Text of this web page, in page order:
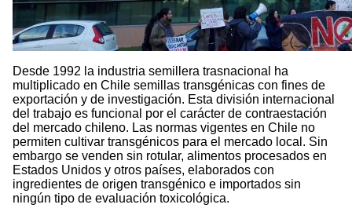
Desde 1992 la industria semillera trasnacional ha
multiplicado en Chile semillas transgénicas con fines de
exportación y de investigación. Esta división internacional
del trabajo es funcional por el carácter de contraestación
del mercado chileno. Las normas vigentes en Chile no
permiten cultivar transgénicos para el mercado local. Sin
embargo se venden sin rotular, alimentos procesados en
Estados Unidos y otros países, elaborados con
ingredientes de origen transgénico e importados sin
ningún tipo de evaluación toxicológica.